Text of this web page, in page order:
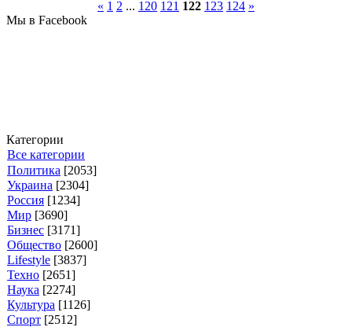
« 1 2 ... 120 121 122 123 124 »
Мы в Facebook
Категории
Все категории
Политика [2053]
Украина [2304]
Россия [1234]
Мир [3690]
Бизнес [3171]
Общество [2600]
Lifestyle [3837]
Техно [2651]
Наука [2274]
Культура [1126]
Спорт [2512]